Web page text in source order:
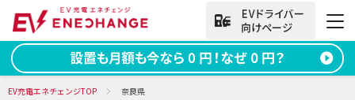
法人向けお問い合わせ
EV充電エネチェンジTOP 奈良県